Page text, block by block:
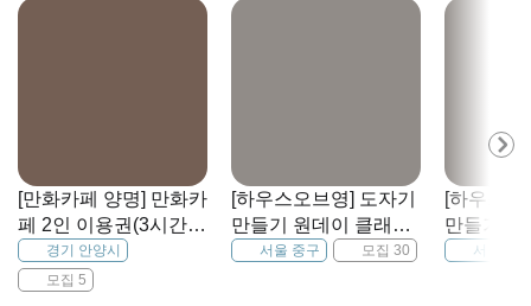
[만화카페 양명] 만화카
페 2인 이용권(3시간
+음료+식사2개 제공)
경기 안양시
모집 5
[하우스오브영] 도자기
만들기 원데이 클래스
체험서울 중구 모집 30
[하우스
만들기 원
체험서울 중